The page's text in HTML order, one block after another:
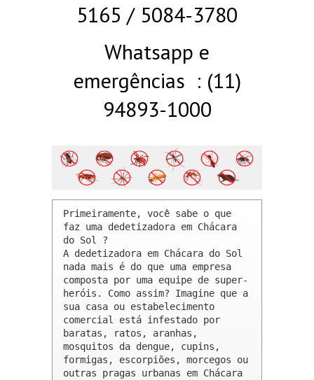
5165 / 5084-3780
Whatsapp e
emergências : (11)
94893-1000
Primeiramente, você sabe o que
faz uma dedetizadora em Chácara
do Sol ?
A dedetizadora em Chácara do Sol
nada mais é do que uma empresa
composta por uma equipe de super-
heróis. Como assim? Imagine que a
sua casa ou estabelecimento
comercial está infestado por
baratas, ratos, aranhas,
mosquitos da dengue, cupins,
formigas, escorpiões, morcegos ou
outras pragas urbanas em Chácara